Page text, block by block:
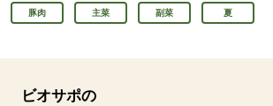
豚肉 主菜 副菜 夏
ビオサポの